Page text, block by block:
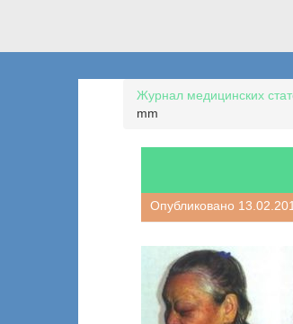
Журнал медицинских
mm
Опубликовано